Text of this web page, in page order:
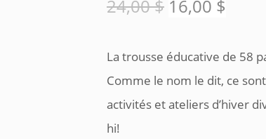
24,00$ Le
initial
était :
16,00 $
est :
La trousse éducative de 58
Comme le nom le dit, ce
activités et ateliers d’hiver
hi!